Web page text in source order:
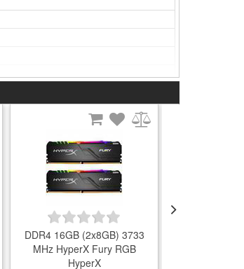
матеріалів і додаткових
DDR4 16GB (2x8GB) 3733
MHz HyperX Fury RGB
HyperX